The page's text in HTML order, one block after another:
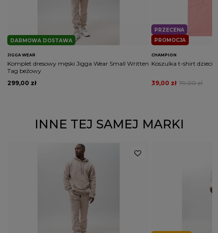
DARMOWA DOSTAWA
JIGGA WEAR
Komplet dresowy męski Jigga Wear Small Written
Tag beżowy
299,00 zł
PROMOCJA
PRZECENA
CHAMPION
Koszulka t-shirt
79,00 zł
39,00 zł
INNE TEJ SAMEJ MARKI